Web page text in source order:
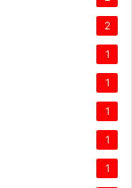
2
1
1
1
1
1